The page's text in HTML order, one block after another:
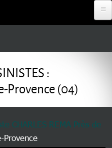
:
Provence (04)
CHARLES REMA Près de
Provence